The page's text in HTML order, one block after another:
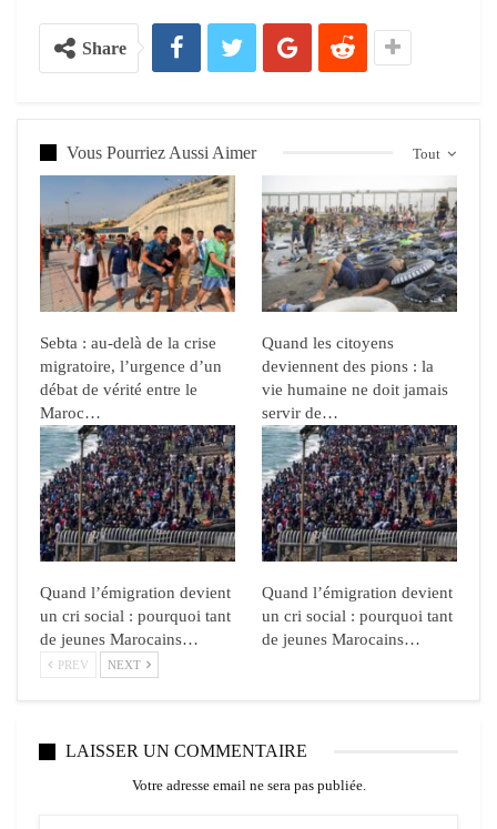
Share
Tout
Vous Pourriez Aussi Aimer
Sebta : au-delà de la crise
migratoire, l’urgence d’un
débat de vérité entre le
Maroc…
Quand les citoyens
deviennent des pions : la
vie humaine ne doit jamais
servir de…
Quand l’émigration devient
un cri social : pourquoi tant
de jeunes Marocains…
Quand l’émigration devient
un cri social : pourquoi tant
de jeunes Marocains…
PREV NEXT
LAISSER UN COMMENTAIRE
Votre adresse email ne sera pas publiée.